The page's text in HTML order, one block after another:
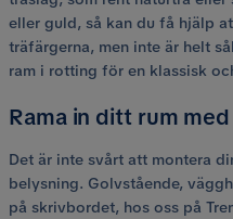
eller guld, så kan du få hjälp
träfärgerna, men inte är helt
ram i rotting för en klassisk
Rama in ditt rum
Det är inte svårt att montera
belysning. Golvstående,
på skrivbordet, hos oss på